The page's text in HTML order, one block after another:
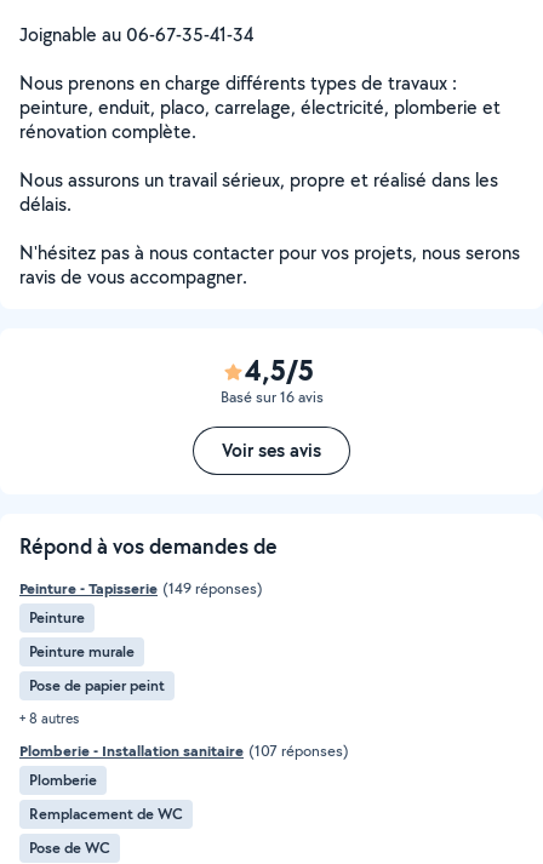
Joignable au 06-67-35-41-34
Nous prenons en charge différents types de travaux :
peinture, enduit, placo, carrelage, électricité, plomberie et
rénovation complète.
Nous assurons un travail sérieux, propre et réalisé dans les
délais.
N'hésitez pas à nous contacter pour vos projets, nous serons
ravis de vous accompagner.
4,5/5
Basé sur 16 avis
Voir ses avis
Répond à vos demandes de
Peinture - Tapisserie (149 réponses)
Peinture
Peinture murale
Pose de papier peint
+ 8 autres
Plomberie - Installation sanitaire (107 réponses)
Plomberie
Remplacement de WC
Pose de WC